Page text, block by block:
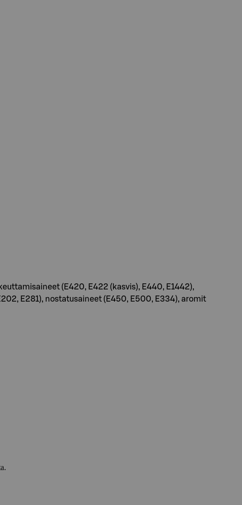
(E420, E422 (kasvis), E440, E1442),
E281), nostatusaineet (E450, E500, E334), aromit